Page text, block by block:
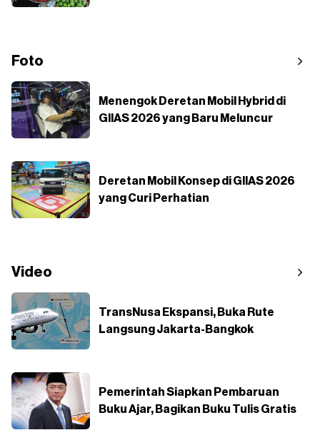
Foto
Menengok Deretan Mobil Hybrid di
GIIAS 2026 yang Baru Meluncur
Deretan Mobil Konsep di GIIAS 2026
yang Curi Perhatian
Video
TransNusa Ekspansi, Buka Rute
Langsung Jakarta-Bangkok
Pemerintah Siapkan Pembaruan
Buku Ajar, Bagikan Buku Tulis Gratis